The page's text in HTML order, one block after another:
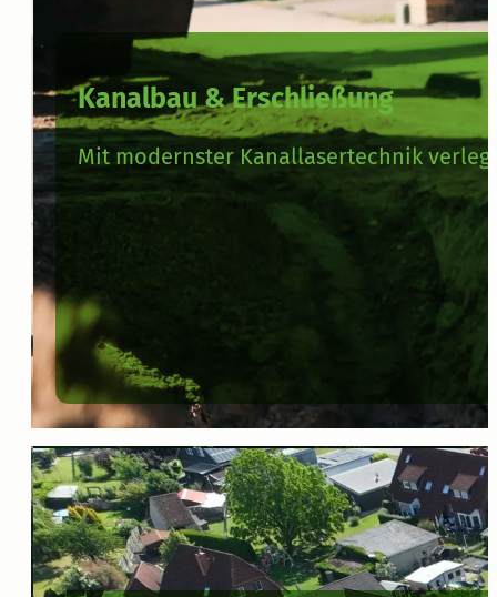
Kanalbau & Erschließung
Mit modernster Kanallasertechnik